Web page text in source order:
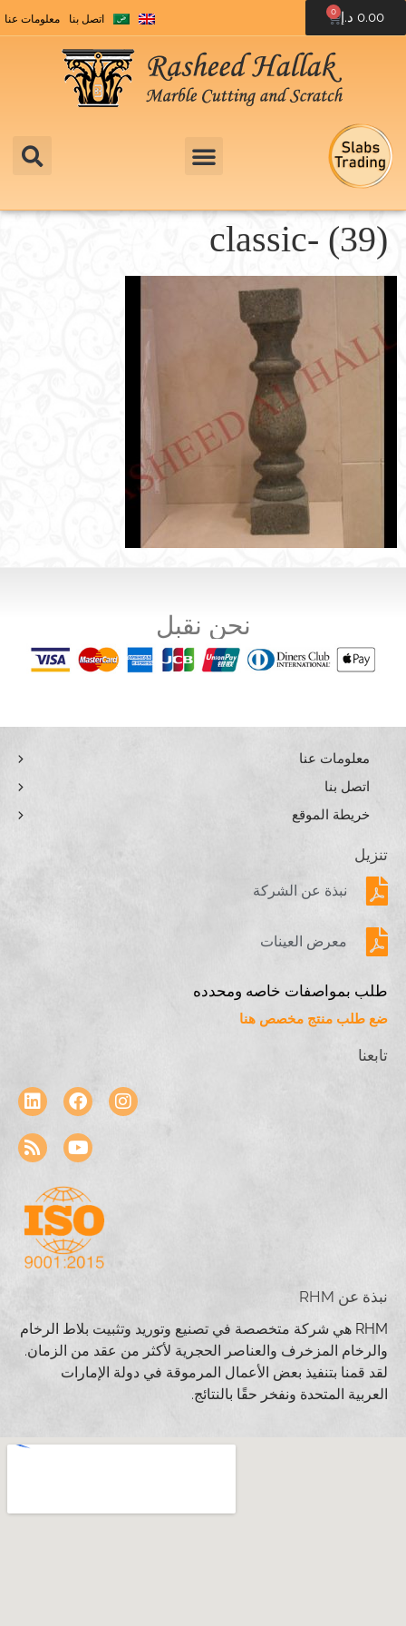
0.00 د.إ 0
اتصل بنا معلومات عنا
classic- (39)
نحن نقبل
معلومات عنا
اتصل بنا
خريطة الموقع
تنزيل
نبذة عن الشركة
معرض العينات
طلب بمواصفات خاصه ومحدده
ضع طلب منتج مخصص هنا
تابعنا
نبذة عن RHM
RHM هي شركة متخصصة في تصنيع وتوريد وتثبيت بلاط الرخام
والرخام المزخرف والعناصر الحجرية لأكثر من عقد من الزمان.
لقد قمنا بتنفيذ بعض الأعمال المرموقة في دولة الإمارات
العربية المتحدة ونفخر حقًا بالنتائج.